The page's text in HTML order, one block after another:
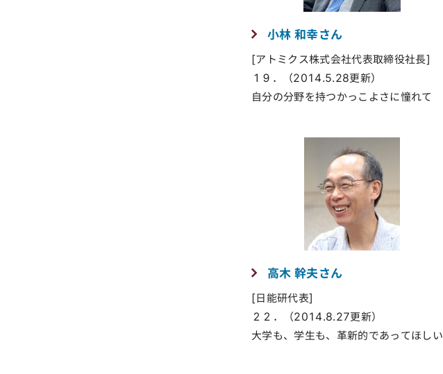
小林 和幸さん
[アトミクス株式会社代表取締役社長]
１９．（2014.5.28更新）
自分の分野を持つかっこよさに憧れて
高木 幹夫さん
[日能研代表]
２２．（2014.8.27更新）
大学も、学生も、革新的であってほしい